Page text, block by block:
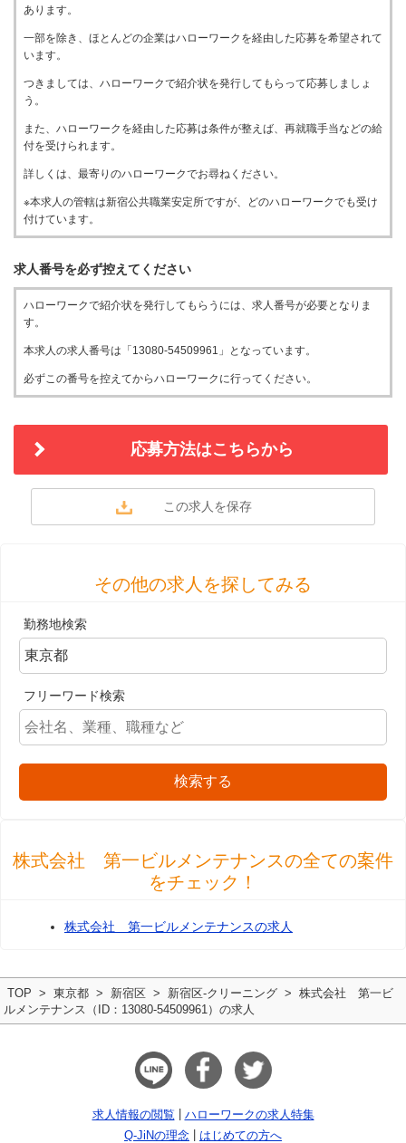
あります。
一部を除き、ほとんどの企業はハローワークを経由した応募を希望されて
います。
つきましては、ハローワークで紹介状を発行してもらって応募しましょ
う。
また、ハローワークを経由した応募は条件が整えば、再就職手当などの給
付を受けられます。
詳しくは、最寄りのハローワークでお尋ねください。
※本求人の管轄は新宿公共職業安定所ですが、どのハローワークでも受け
付けています。
求人番号を必ず控えてください
ハローワークで紹介状を発行してもらうには、求人番号が必要となりま
す。
本求人の求人番号は「13080-54509961」となっています。
必ずこの番号を控えてからハローワークに行ってください。
応募方法はこちらから
その他の求人を探してみる
勤務地検索
フリーワード検索
検索する
株式会社 第一ビルメンテナンスの全ての案件
をチェック！
株式会社 第一ビルメンテナンスの求人
TOP 東京都 新宿区 新宿区-クリーニング
株式会社 第一ビ
ルメンテナンス（ID：13080-54509961）の求人
求人情報の閲覧
ハローワークの求人特集
Q-JiNの理念
はじめての方へ